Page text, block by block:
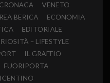
CRONACA
VENETO
BERICA
ECONOMIA
EDITORIALE
– LIFESTYLE
IL GRAFFIO
FUORIPORTA